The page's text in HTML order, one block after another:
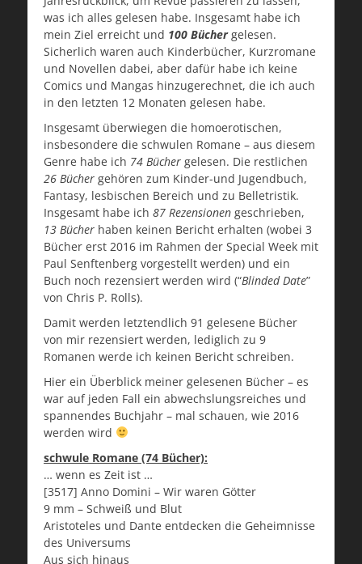
was ich alles gelesen habe. Insgesamt habe ich
mein Ziel erreicht und 100 Büchergelesen.
Sicherlich waren auch Kinderbücher, Kurzromane
und Novellen dabei, aber dafür habe ich keine
Comics und Mangas hinzugerechnet, die ich auch
in den letzten 12 Monaten gelesen habe.
Insgesamt überwiegen die homoerotischen,
insbesondere die schwulen Romane – aus diesem
Genre habe ich 74 Bücher gelesen. Die restlichen
26 Bücher gehören zum Kinder-und Jugendbuch,
Fantasy, lesbischen Bereich und zu Belletristik.
Insgesamt habe ich 87 Rezensionen geschrieben,
13 Bücher haben keinen Bericht erhalten (wobei 3
Bücher erst 2016 im Rahmen der Special Week mit
Paul Senftenberg vorgestellt werden) und ein
Buch noch rezensiert werden wird (“Blinded Date”
von Chris P. Rolls).
Damit werden letztendlich 91 gelesene Bücher
von mir rezensiert werden, lediglich zu 9
Romanen werde ich keinen Bericht schreiben.
Hier ein Überblick meiner gelesenen Bücher – es
war auf jeden Fall ein abwechslungsreiches und
spannendes Buchjahr – mal schauen, wie 2016
werden wird
schwule Romane (74 Bücher):
… wenn es Zeit ist …
[3517] Anno Domini – Wir waren Götter
9 mm – Schweiß und Blut
Aristoteles und Dante entdecken die Geheimnisse
des Universums
Aus sich hinaus